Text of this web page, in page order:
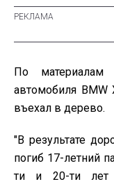
По материалам
автомобиля
въехал в дерево.
"В результате
погиб 17-летний
ти и 20-ти лет